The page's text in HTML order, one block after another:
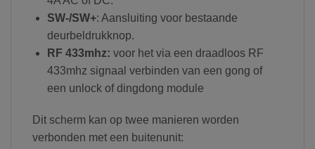
SW-/SW+: Aansluiting voor bestaande
deurbeldrukknop.
RF 433mhz: voor het via een draadloos RF
433mhz signaal verbinden van een gong of
een unlock of dingdong module
Dit scherm kan op twee manieren worden
verbonden met een buitenunit: